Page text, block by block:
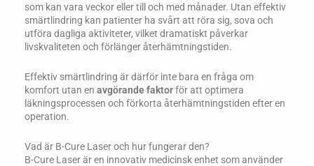
som kan vara veckor eller till och med månader. Utan effektiv
smärtlindring kan patienter ha svårt att röra sig, sova och
utföra dagliga aktiviteter, vilket dramatiskt påverkar
livskvaliteten och förlänger återhämtningstiden.
Effektiv smärtlindring är därför inte bara en fråga om
komfort utan en avgörande faktorför att optimera
läkningsprocessen och förkorta återhämtningstiden efter en
operation.
Vad är B-Cure Laser och hur fungerar den?
B-Cure Laser är en innovativ medicinsk enhet som använder